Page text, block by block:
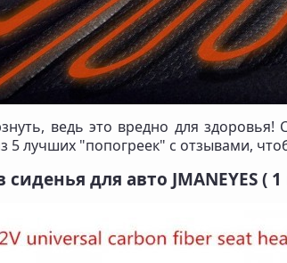
ведь это вредно для
5 лучших "попогреек" с отзывами,
сиденья для авто JMANEYES (